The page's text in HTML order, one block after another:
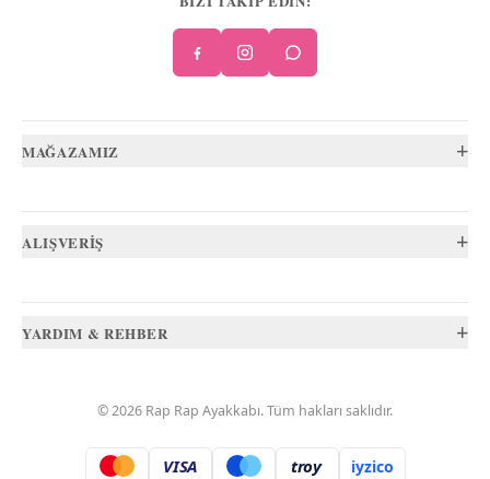
MAĞAZAMIZ +
ALIŞVERİŞ +
YARDIM & REHBER +
©2026 Rap Rap Ayakkabı. Tüm hakları saklıdır.
VISA troy. iyzico